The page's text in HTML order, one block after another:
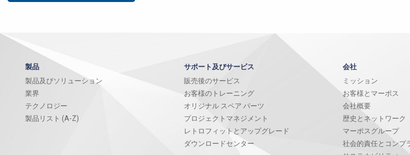
製品
製品及びソリューション
業界
テクノロジー
製品リスト (A-Z)
サポート及びサービス
販売後のサービス
お客様のトレーニング
オリジナル スペア パーツ
プロジェクトマネジメント
レトロフィットとアップグレード
ダウンロードセンター
会社
ミッション
お客様とマーポス
会社概要
歴史とネットワーク
マーポスグループ
社会的責任とコンプ